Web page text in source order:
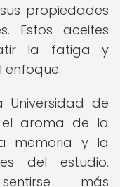
propiedades
Estos aceites
la fatiga y
enfoque.
de
el aroma de la
memoria y la
del estudio.
más